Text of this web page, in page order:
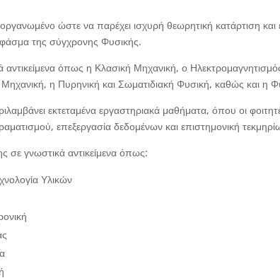
ώστε να παρέχει ισχυρή θεωρητική κατάρτιση και
της σύγχρονης Φυσικής.
αντικείμενα όπως η Κλασική Μηχανική, ο
Μηχανική, η Πυρηνική και Σωματιδιακή Φυσική, καθώς και η
εκτεταμένα εργαστηριακά μαθήματα, όπου οι
επεξεργασία δεδομένων και επιστημονική
σε γνωστικά αντικείμενα όπως:
Υλικών